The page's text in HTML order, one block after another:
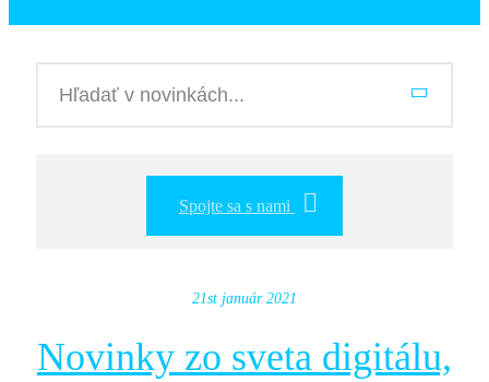
Spojte sa s nami
21st január 2021
Novinky zo sveta digitálu,